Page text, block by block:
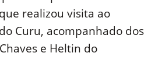
realizou visita ao
Curu, acompanhado dos
e Heltin do